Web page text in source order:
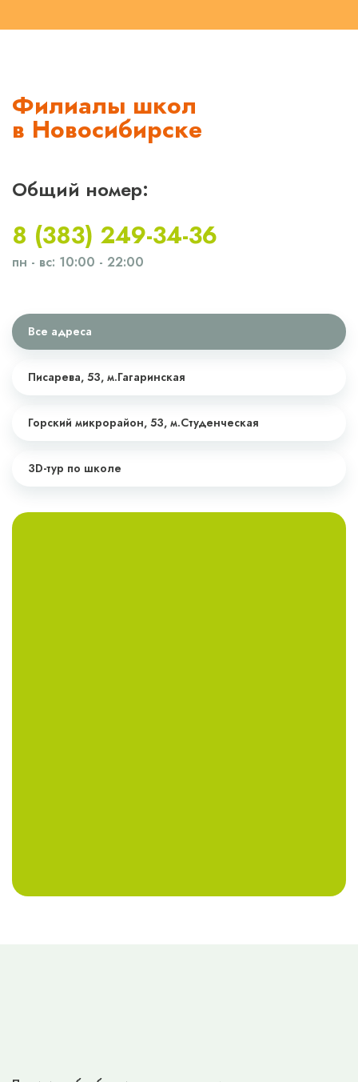
Филиалы школ
в Новосибирске
Общий номер:
8 (383) 249-34-36
пн - вс: 10:00 - 22:00
Все адреса
Писарева, 53, м.Гагаринская
Горский микрорайон, 53, м.Студенческая
3D-тур по школе